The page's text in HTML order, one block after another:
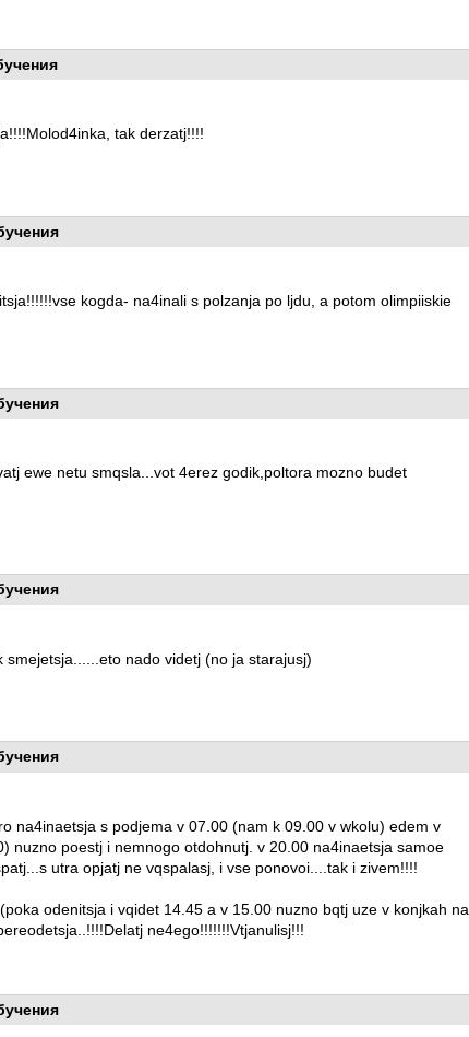
tak derzatj!!!!
kogda- na4inali s polzanja po ljdu, a potom olimpiiskie
ewe netu smqsla...vot 4erez godik,poltora mozno budet
nado videtj (no ja starajusj)
na4inaetsja s podjema v 07.00 (nam k 09.00 v wkolu) edem v
nuzno poestj i nemnogo otdohnutj. v 20.00 na4inaetsja samoe
utra opjatj ne vqspalasj, i vse ponovoi....tak i zivem!!!!
odenitsja i vqidet 14.45 a v 15.00 nuzno bqtj uze v konjkah na
ne4ego!!!!!!!Vtjanulisj!!!